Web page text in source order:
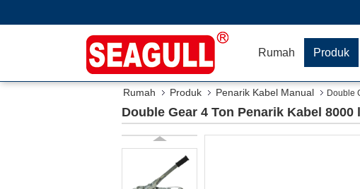
Rumah Produk
Rumah Produk Penarik Kabel Manual Double
Double Gear 4 Ton Penarik Kabel